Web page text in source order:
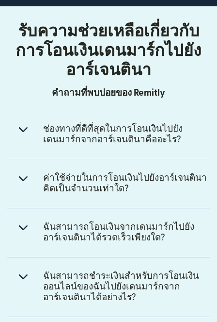
รับความช่วยเหลือเกี่ยวกับ
การโอนเงินเดนมาร์กไปยัง
อาร์เจนตินา
คำถามที่พบบ่อยของ Remitly
ช่องทางที่ดีที่สุดในการโอนเงินไปยัง
เดนมาร์กจากอาร์เจนตินาคืออะไร?
ค่าใช้จ่ายในการโอนเงินไปยังอาร์เจนตินา
คิดเป็นจำนวนเท่าใด?
ฉันสามารถโอนเงินจากเดนมาร์กไปยัง
อาร์เจนตินาได้รวดเร็วเพียงใด?
ฉันสามารถชำระเงินสำหรับการโอนเงิน
ออนไลน์ของฉันไปยังเดนมาร์กจาก
อาร์เจนตินาได้อย่างไร?